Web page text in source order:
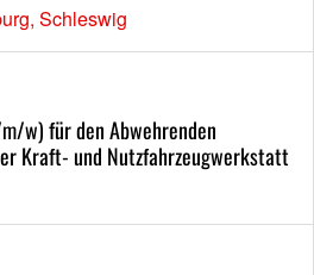
Schleswig
w) für den Abwehrenden
Kraft- und Nutzfahrzeugwerkstatt